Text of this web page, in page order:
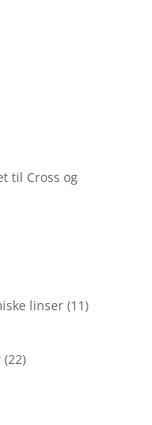
til Cross og
linser (11)
(22)